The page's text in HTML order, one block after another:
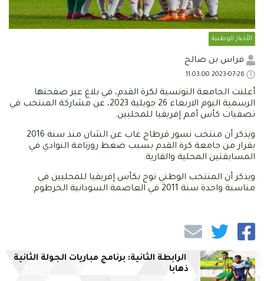
الأخبار الوطنية
فراس بن صالح
أعلنت الجامعة التونسية لكرة القدم، في بلاغ عبر صفحتها
الرسمية اليوم الاربعاء 26 جويلية 2023، عن مشاركة المنتخب في
تصفيات كأس أمم إفريقيا للمحليين.
ويذكر أن منتخب نسور قرطاج غاب عن الشان منذ سنة 2016
بقرار من جامعة كرة القدم بسبب ضغط روزنامة النوادي في
المسابقتين المحلية والقارية.
ويذكر أن المنتخب الوطني توج بكأس إفريقيا للمحليين في
مناسبة واحدة سنة 2011 في العاصمة السودانية الخرطوم.
الرابطة الثانية: برنامج مباريات الجولة الثانية
ذهابا